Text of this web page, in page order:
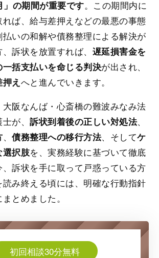
」の期間が重要です。この期間内に
ば、給与差押えなどの最悪の事態
いの和解や債務整理による解決が
訴状を放置すれば、 遅延損害金を
括支払いを命じる判決が出され、
え へと進んでいきます。
阪なんば・心斎橋の難波みなみ法
士が、訴状到着後の正しい対処法、
、債務整理への移行方法、そしてケ
選択肢を、実務経験に基づいて徹底
訴状を手に取って戸惑っている方
み終える頃には、明確な行動指針
とめました。
初回相談30分無料